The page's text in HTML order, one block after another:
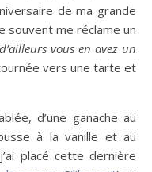
de ma grande
souvent me réclame un
vous en avez un
vers une tarte et
d’une ganache au
à la vanille et au
placé cette dernière